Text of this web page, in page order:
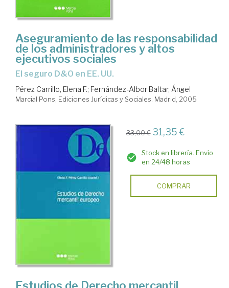
Aseguramiento de las responsabilidad
de los administradores y altos
ejecutivos sociales
el seguro D&O en EE. UU.
Pérez Carrillo, Elena F.; Fernández-Albor Baltar, Ángel
Marcial Pons, Ediciones Jurídicas y Sociales. Madrid, 2005
33,00 € 31,35 €
Stock en librería. Envío
en 24/48 horas
COMPRAR
Estudios de Derecho mercantil